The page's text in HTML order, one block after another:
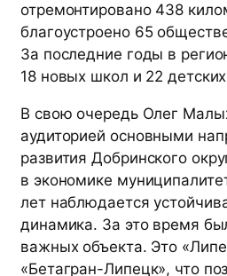
отремонтировано 438
благоустроено 65
За последние годы в
18 новых школ и 22
В свою очередь Олег
аудиторией основными
развития Добринского
в экономике
лет наблюдается
динамика. За это время
важных объекта. Это
«Бетагран-Липецк», что